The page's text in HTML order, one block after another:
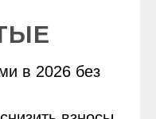
в 2026 без